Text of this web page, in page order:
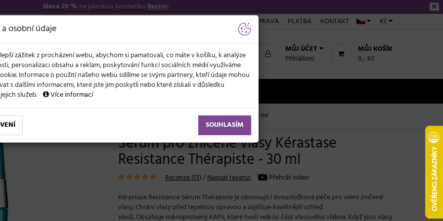
Sleva 20 % na pánskou kosmetikuBeviro!
Kč
DOPRAVA PLATBA KONTAKT
MŮJ KOŠÍK
0,- Kč
MŮJ ÚČET
Přihlášení
NOVĚ LÉTO A VLASY AKCE
poškozené vlasy Sérum pro zničené vlasy Kérastase Resistance Thérapiste - 30 ml
Sérum pro zničené vlasy Kérastase
Resistance Thérapiste - 30 ml
Recenze (13)/Napsat recenzi Přehrát video
Kérastase Resistance Sérum Thérapiste je obnovující dvousložková péče pro velmi zničené
vlasy. Chrání vlasy před tepelnou úpravou a zajišťuje kvalitnější vzhled
vlasů. Obsahuje mikroproteiny KAPs, které tvoří velkou část vlasového vlákna. Když jsou vlasy
osobní údaje
zážitek z procházení webu, abychom si pamatovali, co máte v košíku, k analýze
personalizaci obsahu a reklam, poskytování funkcí sociálních médií využíváme
Informace o použití našeho webu sdílíme se svými partnery, kteří údaje mohou
s dalšími informacemi, které jste jim poskytli nebo které získali v důsledku
služeb.
Více informací
SOUHLASÍM